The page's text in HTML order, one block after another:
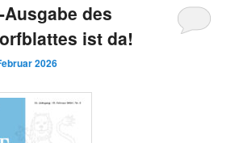
des
ist da!
2026